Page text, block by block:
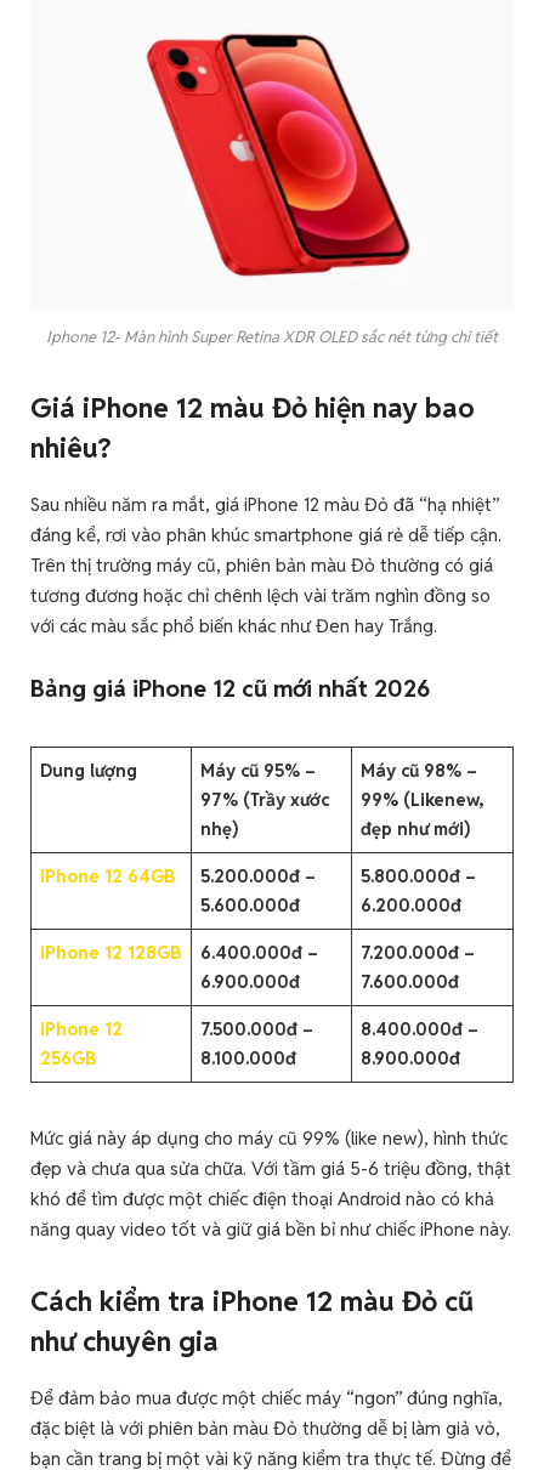
Iphone 12- Màn hình Super Retina XDR OLED sắc nét từng chi tiết
Giá iPhone 12 màu Đỏ hiện nay bao
nhiêu?
Sau nhiều năm ra mắt, giá iPhone 12 màu Đỏ đã “hạ nhiệt”
đáng kể, rơi vào phân khúc smartphone giá rẻ dễ tiếp cận.
Trên thị trường máy cũ, phiên bản màu Đỏ thường có giá
tương đương hoặc chỉ chênh lệch vài trăm nghìn đồng so
với các màu sắc phổ biến khác như Đen hay Trắng.
Bảng giá iPhone 12 cũ mới nhất 2026
Dung lượng
Máy cũ 95% –
97% (Trầy xước
nhẹ)
Máy cũ 98% –
99% (Likenew,
đẹp như mới)
iPhone 12 64GB
5.200.000đ –
5.600.000đ
5.800.000đ –
6.200.000đ
iPhone 12 128GB
6.400.000đ –
6.900.000đ
7.200.000đ –
7.600.000đ
iPhone 12
256GB
7.500.000đ –
8.100.000đ
8.400.000đ –
8.900.000đ
Mức giá này áp dụng cho máy cũ 99% (like new), hình thức
đẹp và chưa qua sửa chữa. Với tầm giá 5-6 triệu đồng, thật
khó để tìm được một chiếc điện thoại Android nào có khả
năng quay video tốt và giữ giá bền bỉ như chiếc iPhone này.
Cách kiểm tra iPhone 12 màu Đỏ cũ
như chuyên gia
Để đảm bảo mua được một chiếc máy “ngon” đúng nghĩa,
đặc biệt là với phiên bản màu Đỏ thường dễ bị làm giả vỏ,
bạn cần trang bị một vài kỹ năng kiểm tra thực tế. Đừng để